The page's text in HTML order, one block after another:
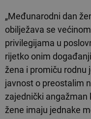
„Međunarodni dan
obilježava se
privilegijama u
rijetko onim
žena i promiču rodnu
javnost o preostalim
zajednički angažman
žene imaju jednake